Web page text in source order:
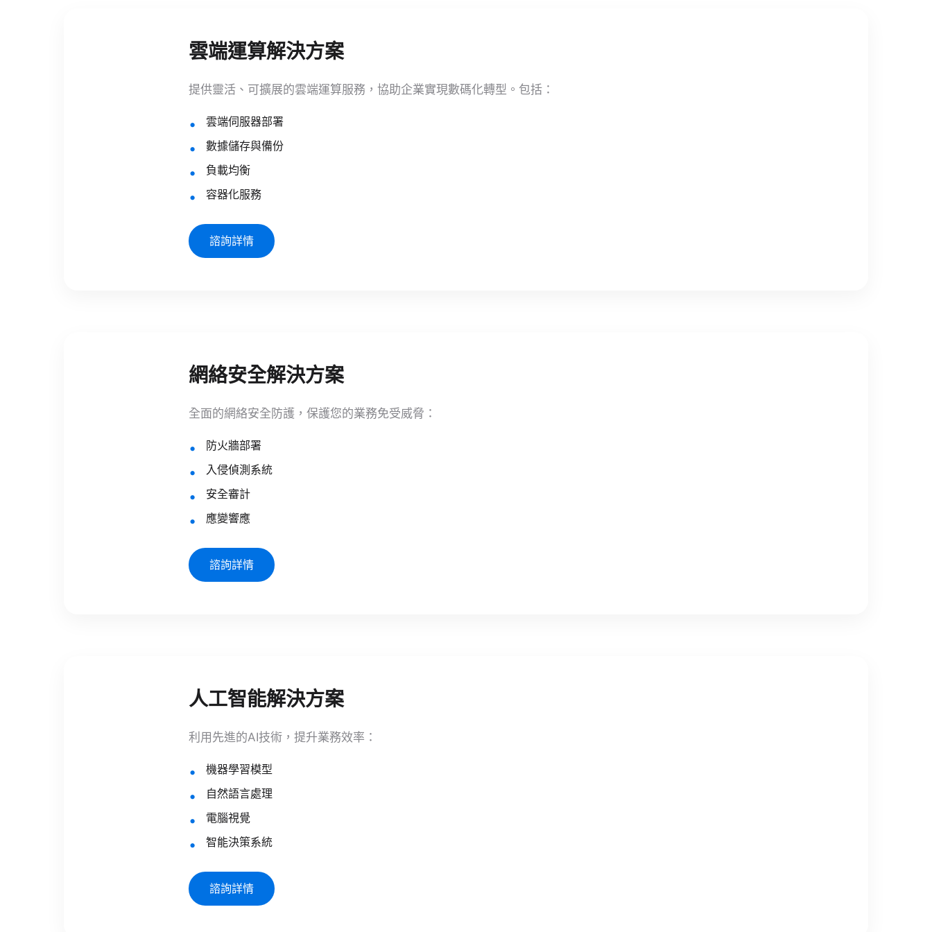
雲端運算解決方案
提供靈活、可擴展的雲端運算服務，協助企業實現數碼化轉型。包括：
雲端伺服器部署
數據儲存與備份
負載均衡
容器化服務
諮詢詳情
網絡安全解決方案
全面的網絡安全防護，保護您的業務免受威脅：
防火牆部署
入侵偵測系統
安全審計
應變響應
諮詢詳情
人工智能解決方案
利用先進的AI技術，提升業務效率：
機器學習模型
自然語言處理
電腦視覺
智能決策系統
諮詢詳情